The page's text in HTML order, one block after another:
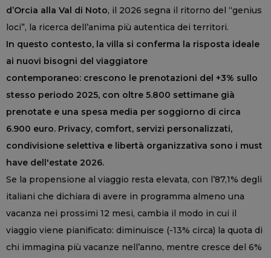
d’Orcia alla Val di Noto, il 2026 segna il ritorno del “genius
loci”, la ricerca dell’anima più autentica dei territori.
In questo contesto, la villa si conferma la risposta ideale
ai nuovi bisogni del viaggiatore
contemporaneo: crescono le prenotazioni del +3% sullo
stesso periodo 2025, con oltre 5.800 settimane già
prenotate e una spesa media per soggiorno di circa
6.900 euro. Privacy, comfort, servizi personalizzati,
condivisione selettiva e libertà organizzativa sono i must
have dell'estate 2026.
Se la propensione al viaggio resta elevata, con l’87,1% degli
italiani che dichiara di avere in programma almeno una
vacanza nei prossimi 12 mesi, cambia il modo in cui il
viaggio viene pianificato: diminuisce (-13% circa) la quota di
chi immagina più vacanze nell’anno, mentre cresce del 6%